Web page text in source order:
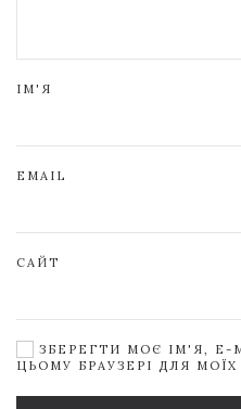
ІМ'Я
EMAIL
САЙТ
ЗБЕРЕГТИ МОЄ ІМ'Я, E-
ЦЬОМУ БРАУЗЕРІ ДЛЯ